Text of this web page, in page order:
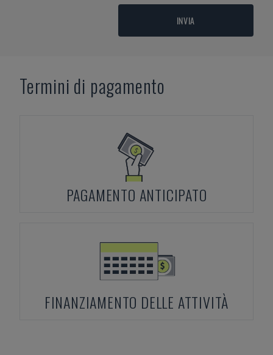
INVIA
Termini di pagamento
PAGAMENTO ANTICIPATO
FINANZIAMENTO DELLE ATTIVITÀ